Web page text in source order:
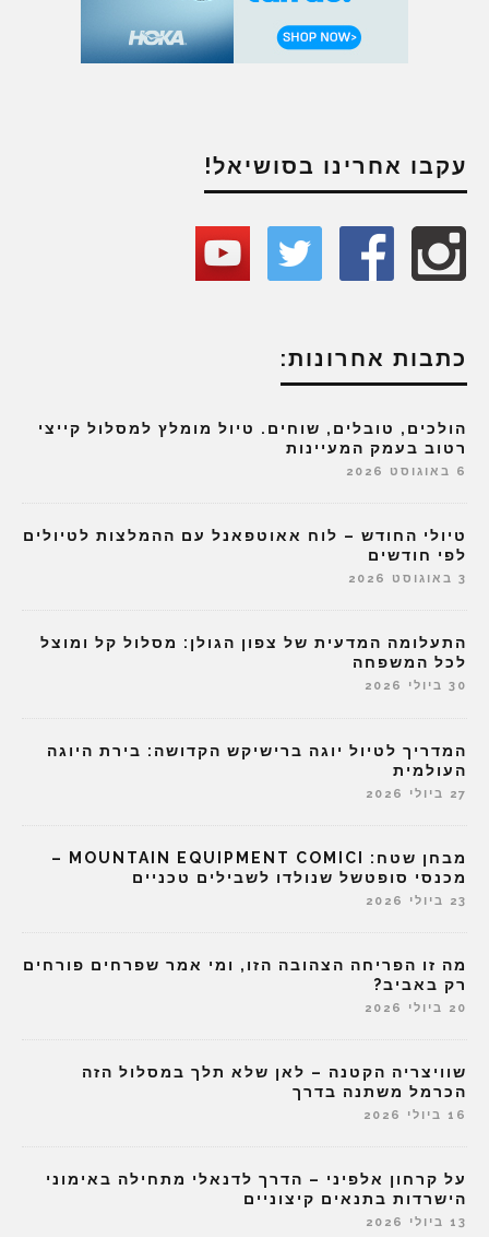
עקבו אחרינו בסושיאל!
כתבות אחרונות:
הולכים, טובלים, שוחים. טיול מומלץ למסלול קייצי
רטוב בעמק המעיינות
6 באוגוסט 2026
טיולי החודש – לוח אאוטפאנל עם ההמלצות לטיולים
לפי חודשים
3 באוגוסט 2026
התעלומה המדעית של צפון הגולן: מסלול קל ומוצל
לכל המשפחה
30 ביולי 2026
המדריך לטיול יוגה ברישיקש הקדושה: בירת היוגה
העולמית
27 ביולי 2026
מבחן שטח: MOUNTAIN EQUIPMENT COMICI –
מכנסי סופטשל שנולדו לשבילים טכניים
23 ביולי 2026
מה זו הפריחה הצהובה הזו, ומי אמר שפרחים פורחים
רק באביב?
20 ביולי 2026
שוויצריה הקטנה – לאן שלא תלך במסלול הזה
הכרמל משתנה בדרך
16 ביולי 2026
על קרחון אלפיני – הדרך לדנאלי מתחילה באימוני
הישרדות בתנאים קיצוניים
13 ביולי 2026